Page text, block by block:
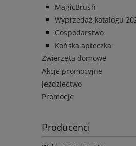
MagicBrush
Wyprzedaż katalogu
Gospodarstwo
Końska apteczka
Zwierzęta domowe
Akcje promocyjne
Jeździectwo
Promocje
Producenci